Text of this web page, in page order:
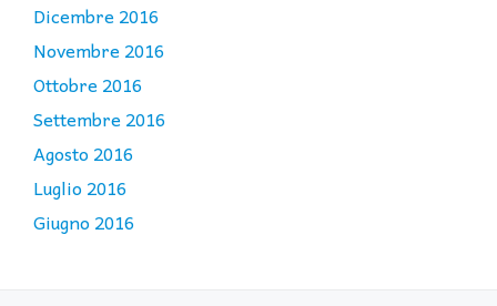
Dicembre 2016
Novembre 2016
Ottobre 2016
Settembre 2016
Agosto 2016
Luglio 2016
Giugno 2016